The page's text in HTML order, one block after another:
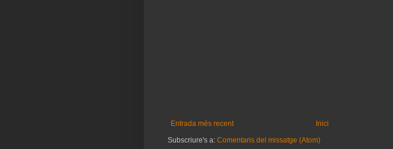
Entrada més recent
Inici
Subscriure's a: Comentaris del missatge (Atom)